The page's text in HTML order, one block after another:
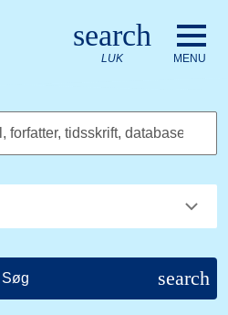
Gå til Det Kongelige
search
LUK MENU
tidsskrift, database
Søg search